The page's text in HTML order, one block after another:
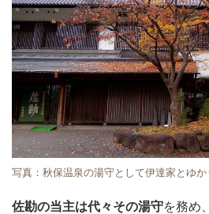
写真：秋保温泉の湯守として伊達家とゆ
佐勘の当主は代々その湯守を務め